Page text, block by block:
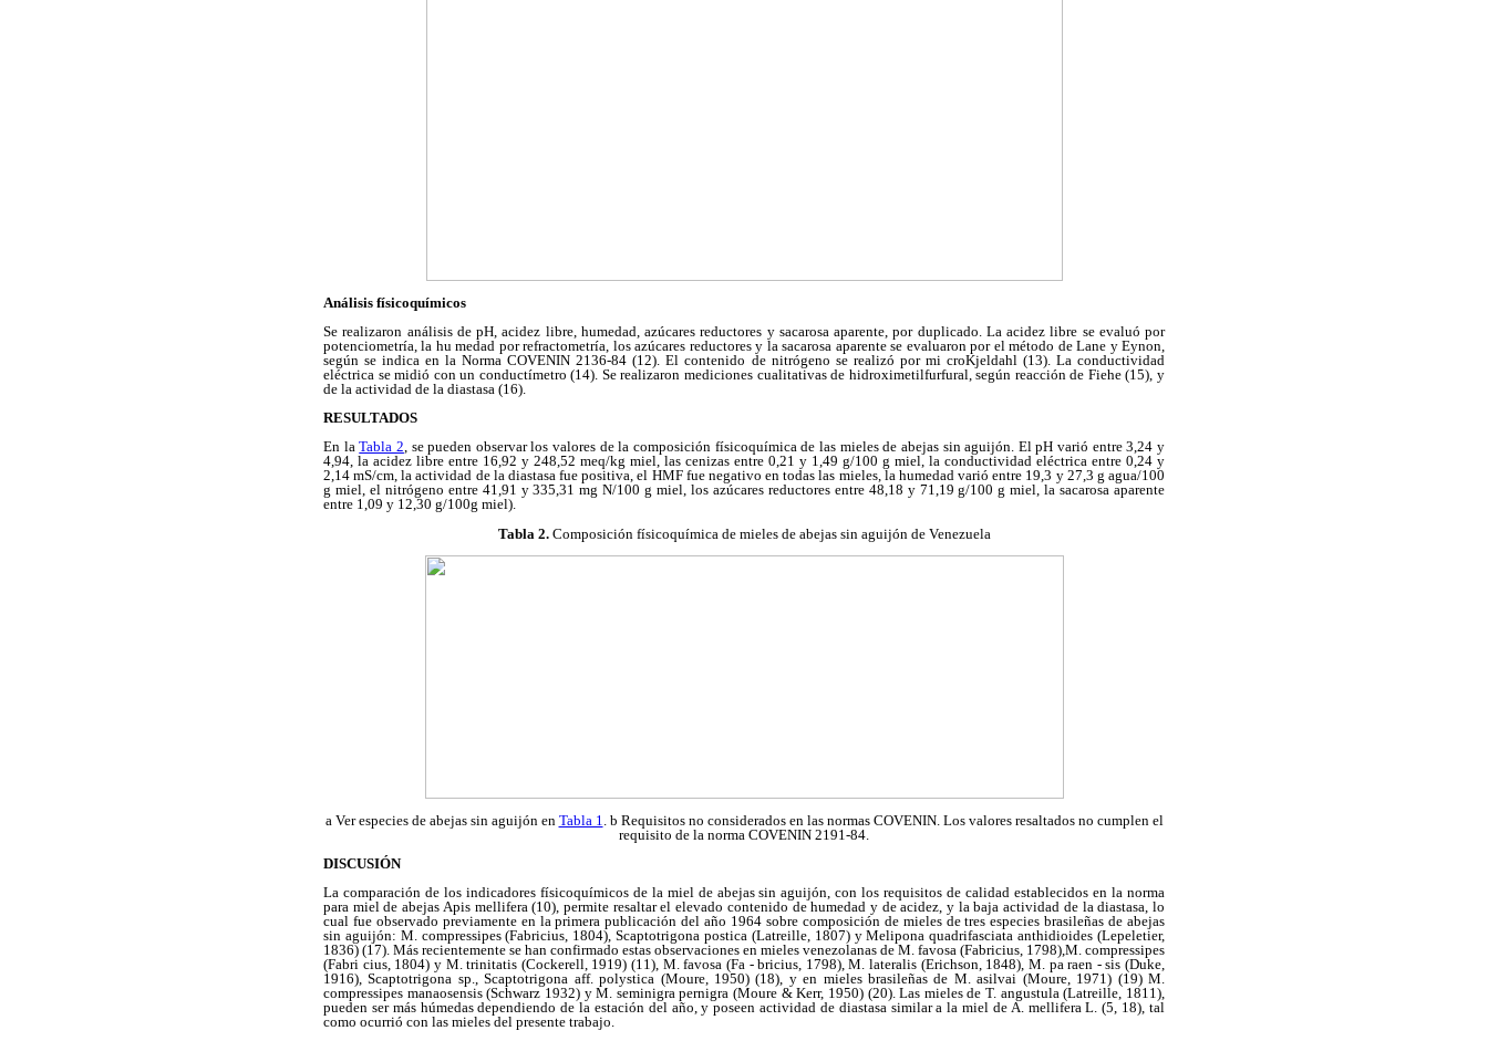
Análisis físicoquímicos
Se realizaron análisis de pH, acidez libre, humedad, azúcares reductores y sacarosa aparente, por duplicado. La acidez libre se evaluó por
potenciometría, la hu medad por refractometría, los azúcares reductores y la sacarosa aparente se evaluaron por el método de Lane y Eynon,
según se indica en la Norma COVENIN 2136-84 (12). El contenido de nitrógeno se realizó por mi croKjeldahl (13). La conductividad
eléctrica se midió con un conductímetro (14). Se realizaron mediciones cualitativas de hidroximetilfurfural, según reacción de Fiehe (15), y
de la actividad de la diastasa (16).
RESULTADOS
En laTabla 2, se pueden observar los valores de la composición físicoquímica de las mieles de abejas sin aguijón. El pH varió entre 3,24 y
4,94, la acidez libre entre 16,92 y 248,52 meq/kg miel, las cenizas entre 0,21 y 1,49 g/100 g miel, la conductividad eléctrica entre 0,24 y
2,14 mS/cm, la actividad de la diastasa fue positiva, el HMF fue negativo en todas las mieles, la humedad varió entre 19,3 y 27,3 g agua/100
g miel, el nitrógeno entre 41,91 y 335,31 mg N/100 g miel, los azúcares reductores entre 48,18 y 71,19 g/100 g miel, la sacarosa aparente
entre 1,09 y 12,30 g/100g miel).
Tabla 2. Composición físicoquímica de mieles de abejas sin aguijón de Venezuela
a Ver especies de abejas sin aguijón en Tabla 1 . b Requisitos no considerados en las normas COVENIN. Los valores resaltados no cumplen el
requisito de la norma COVENIN 2191-84.
DISCUSIÓN
La comparación de los indicadores físicoquímicos de la miel de abejas sin aguijón, con los requisitos de calidad establecidos en la norma
para miel de abejas Apis mellifera (10), permite resaltar el elevado contenido de humedad y de acidez, y la baja actividad de la diastasa, lo
cual fue observado previamente en la primera publicación del año 1964 sobre composición de mieles de tres especies brasileñas de abejas
sin aguijón: M. compressipes (Fabricius, 1804), Scaptotrigona postica (Latreille, 1807) y Melipona quadrifasciata anthidioides (Lepeletier,
1836) (17). Más recientemente se han confirmado estas observaciones en mieles venezolanas de M. favosa (Fabricius, 1798),M. compressipes
(Fabri cius, 1804) y M. trinitatis (Cockerell, 1919) (11), M. favosa (Fa - bricius, 1798), M. lateralis (Erichson, 1848), M. pa raen - sis (Duke,
1916), Scaptotrigona sp., Scaptotrigona aff. polystica (Moure, 1950) (18), y en mieles brasileñas de M. asilvai (Moure, 1971) (19) M.
compressipes manaosensis (Schwarz 1932) y M. seminigra pernigra (Moure & Kerr, 1950) (20). Las mieles de T. angustula (Latreille, 1811),
pueden ser más húmedas dependiendo de la estación del año, y poseen actividad de diastasa similar a la miel de A. mellifera L. (5, 18), tal
como ocurrió con las mieles del presente trabajo.